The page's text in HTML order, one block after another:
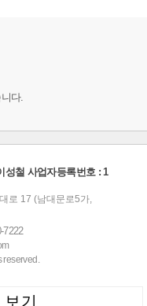
다.
성철 사업자등록번호 : 1
로 17 (남대문로5가,
7222
reserved.
기